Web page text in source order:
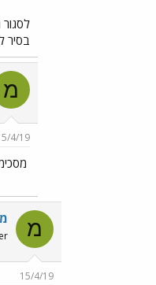
בסיר
מ
4/19
מ
15/4/19